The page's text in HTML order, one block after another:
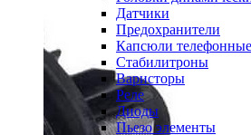
Датчики
Предохранители
Капсюли телефонные
Стабилитроны
Варисторы
Реле
Диоды
Пьезо элементы